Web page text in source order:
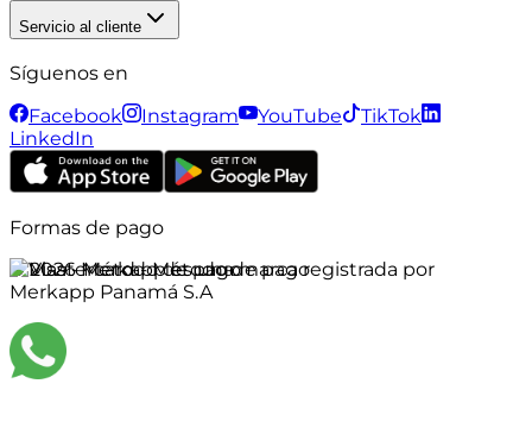
Servicio al cliente
Síguenos en
Facebook
Instagram YouTube
TikTok
LinkedIn
Formas de pago
©2026Merkapp es una marca registrada por
Merkapp Panamá S.A